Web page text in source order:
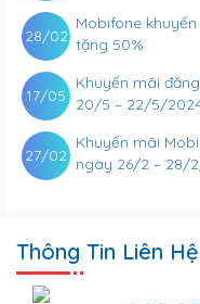
Mobifone
tặng 50%
28/02
Khuyến mãi
20/5 – 22/5/
17/05
Khuyến mãi
ngày 26/2 – 28/
27/02
Thông Tin Liên Hệ